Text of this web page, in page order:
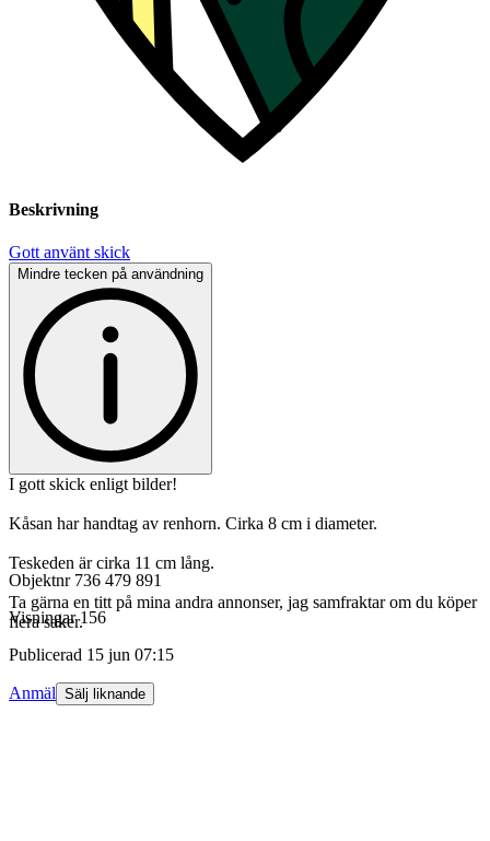
Beskrivning
Gott använt skick
Mindre tecken på användning
I gott skick enligt bilder!
Kåsan har handtag av renhorn. Cirka 8 cm i diameter.
Teskeden är cirka 11 cm lång.
Ta gärna en titt på mina andra annonser, jag samfraktar om du köper
flera saker.
Objektnr 736 479 891
Visningar 156
Publicerad 15 jun 07:15
Anmäl Sälj liknande